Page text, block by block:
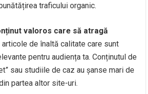
traficului organic.
valoros care să atragă
de înaltă calitate care sunt
pentru audiența ta. Conținutul de
sau studiile de caz au șanse mari de
partea altor site-uri.